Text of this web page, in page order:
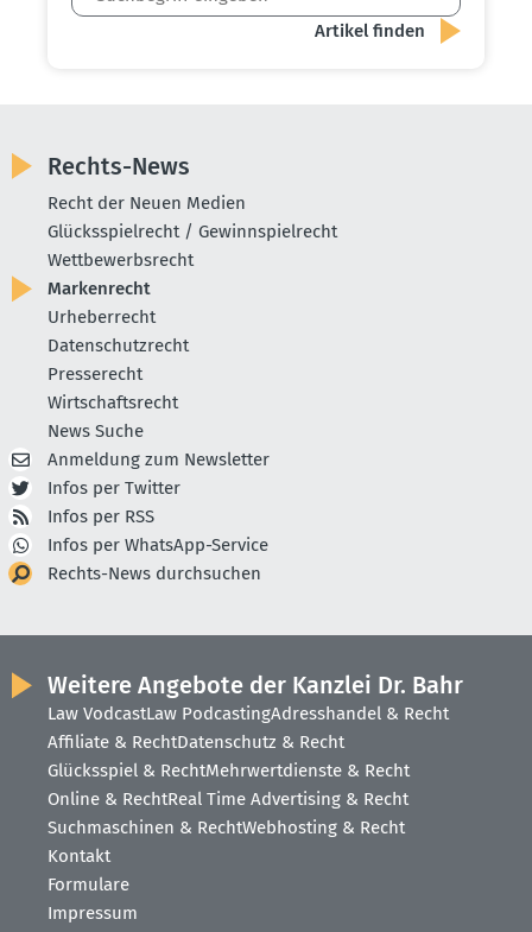
Rechts-News
Recht der Neuen Medien
Glücksspielrecht / Gewinnspielrecht
Wettbewerbsrecht
Markenrecht
Urheberrecht
Datenschutzrecht
Presserecht
Wirtschaftsrecht
News Suche
Anmeldung zum Newsletter
Infos per Twitter
Infos per RSS
Infos per WhatsApp-Service
Rechts-News durchsuchen
Weitere Angebote der Kanzlei Dr. Bahr
Law VodcastLaw PodcastingAdresshandel & Recht
Affiliate & RechtDatenschutz & Recht
Glücksspiel & RechtMehrwertdienste & Recht
Online & RechtReal Time Advertising & Recht
Suchmaschinen & RechtWebhosting & Recht
Kontakt
Formulare
Impressum